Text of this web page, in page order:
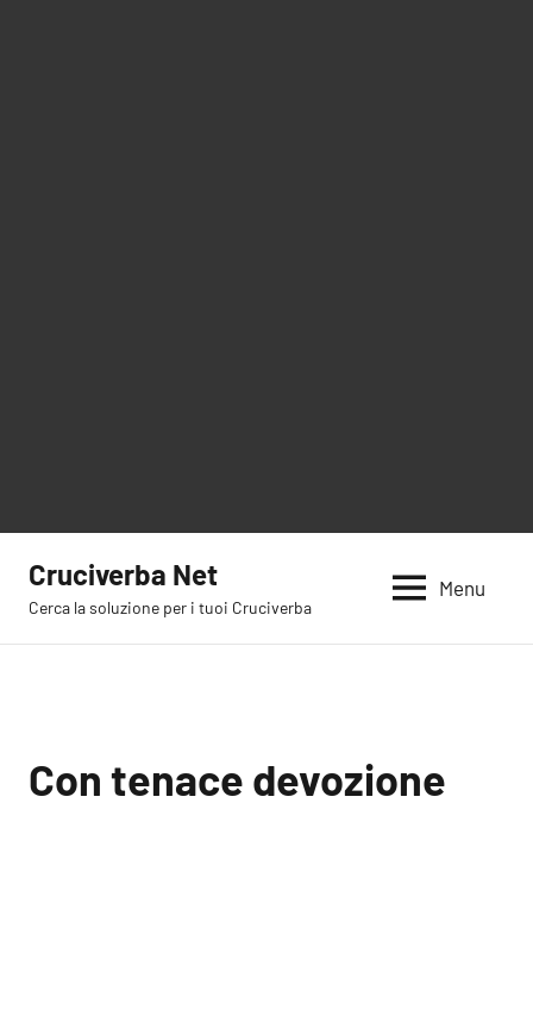
contenuto
Cruciverba Net
Cerca la soluzione per i tuoi Cruciverba
Menu
Con tenace devozione